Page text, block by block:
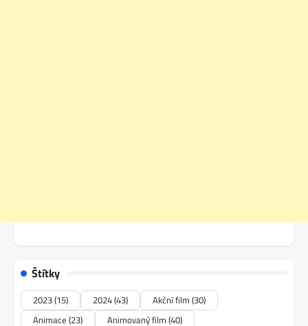
Štítky
2023(15) 2024(43) Akční film (30)
Animace (23) Animovaný film (40)